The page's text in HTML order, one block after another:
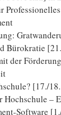
Professionelles
Bürokratie
der
[17./
–
Software